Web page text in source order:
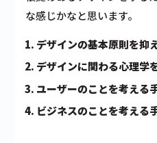
な感じかなと思います。
デザインの基本原則を抑
デザインに関わる心理学
ユーザーのことを考える
ビジネスのことを考える